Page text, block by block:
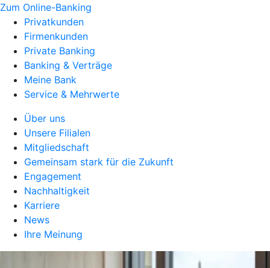
Zum Online-Banking
Privatkunden
Firmenkunden
Private Banking
Banking & Verträge
Meine Bank
Service & Mehrwerte
Über uns
Unsere Filialen
Mitgliedschaft
Gemeinsam stark für die Zukunft
Engagement
Nachhaltigkeit
Karriere
News
Ihre Meinung